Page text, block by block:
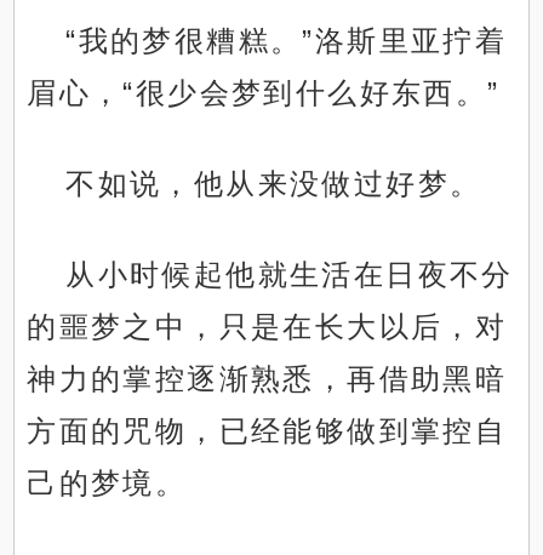
“我的梦很糟糕。”洛斯里亚拧着
眉心，“很少会梦到什么好东西。”
不如说，他从来没做过好梦。
从小时候起他就生活在日夜不分
的噩梦之中，只是在长大以后，对
神力的掌控逐渐熟悉，再借助黑暗
方面的咒物，已经能够做到掌控自
己的梦境。